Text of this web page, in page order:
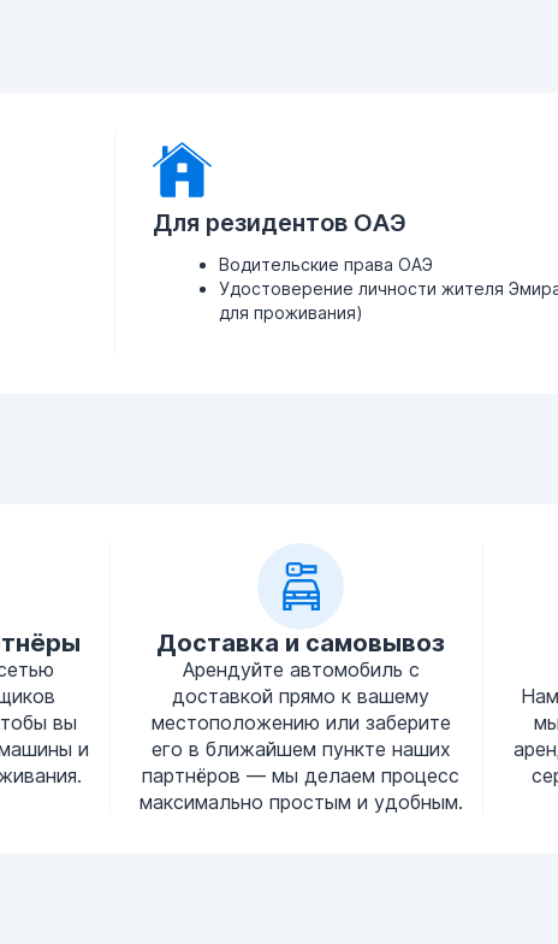
Для резидентов ОАЭ
Водительские права ОАЭ
Удостоверение личности жителя
для проживания)
вы
и
Доставка и самовывоз
Арендуйте автомобиль с
доставкой прямо к вашему
местоположению или заберите
его в ближайшем пункте наших
партнёров — мы делаем процесс
максимально простым и удобным.